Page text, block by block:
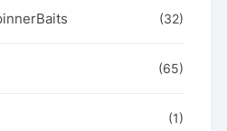
(32)
(65)
(1)